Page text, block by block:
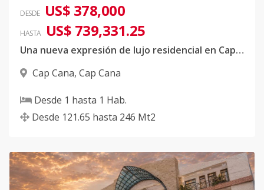
DESDE US$ 378,000
HASTA US$ 739,331.25
Una nueva expresión de lujo residencial en Cap Cana
Cap Cana, Cap Cana
Desde 1 hasta 1 Hab.
Desde 121.65 hasta 246 Mt2